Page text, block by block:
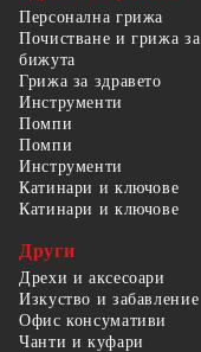
Персонална грижа
Почистване и грижа за
бижута
Грижа за здравето
Инструменти
Помпи
Помпи
Инструменти
Катинари и ключове
Катинари и ключове
Други
Дрехи и аксесоари
Изкуство и забавление
Офис консумативи
Чанти и куфари